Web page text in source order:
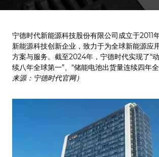
应用案例
关于我们
宁德时代新能源科技股份有限公司成立于2011
新能源科技创新企业，致力于为全球新能源应
方案与服务。截至2024年，宁德时代实现了“
续八年全球第一”、“储能电池出货量连续四年全
来源：宁德时代官网）